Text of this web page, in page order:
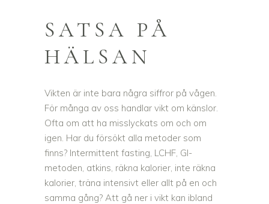
SATSA PÅ
HÄLSAN
Vikten är inte bara några siffror på vågen.
För många av oss handlar vikt om känslor.
Ofta om att ha misslyckats om och om
igen. Har du försökt alla metoder som
finns? Intermittent fasting, LCHF, GI-
metoden, atkins, räkna kalorier, inte räkna
kalorier, träna intensivt eller allt på en och
samma gång? Att gå ner i vikt kan ibland